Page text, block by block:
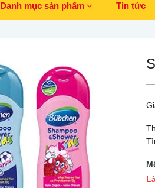
Danh mục sản phẩm Tin tức